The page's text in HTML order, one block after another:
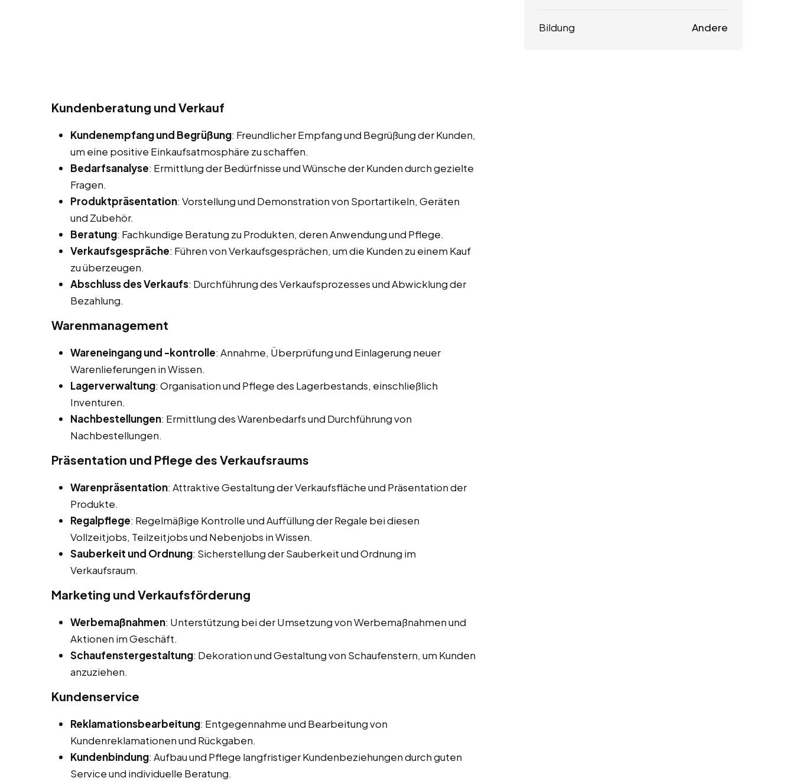
Kundenberatung und Verkauf
Kundenempfang und Begrüßung: Freundlicher Empfang und Begrüßung der Kunden,
um eine positive Einkaufsatmosphäre zu schaffen.
Bedarfsanalyse: Ermittlung der Bedürfnisse und Wünsche der Kunden durch gezielte
Fragen.
Produktpräsentation: Vorstellung und Demonstration von Sportartikeln, Geräten
und Zubehör.
Beratung: Fachkundige Beratung zu Produkten, deren Anwendung und Pflege.
Verkaufsgespräche: Führen von Verkaufsgesprächen, um die Kunden zu einem Kauf
zu überzeugen.
Abschluss des Verkaufs: Durchführung des Verkaufsprozesses und Abwicklung der
Bezahlung.
Warenmanagement
Wareneingang und -kontrolle: Annahme, Überprüfung und Einlagerung neuer
Warenlieferungen in Wissen.
Lagerverwaltung: Organisation und Pflege des Lagerbestands, einschließlich
Inventuren.
Nachbestellungen: Ermittlung des Warenbedarfs und Durchführung von
Nachbestellungen.
Präsentation und Pflege des Verkaufsraums
Warenpräsentation: Attraktive Gestaltung der Verkaufsfläche und Präsentation der
Produkte.
Regalpflege: Regelmäßige Kontrolle und Auffüllung der Regale bei diesen
Vollzeitjobs, Teilzeitjobs und Nebenjobs in Wissen.
Sauberkeit und Ordnung: Sicherstellung der Sauberkeit und Ordnung im
Verkaufsraum.
Marketing und Verkaufsförderung
Werbemaßnahmen: Unterstützung bei der Umsetzung von Werbemaßnahmen und
Aktionen im Geschäft.
Schaufenstergestaltung: Dekoration und Gestaltung von Schaufenstern, um Kunden
anzuziehen.
Kundenservice
Reklamationsbearbeitung: Entgegennahme und Bearbeitung von
Kundenreklamationen und Rückgaben.
Kundenbindung: Aufbau und Pflege langfristiger Kundenbeziehungen durch guten
Service und individuelle Beratung.
Bildung Andere